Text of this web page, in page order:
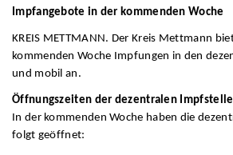
Impfangebote in der kommenden Woche
KREIS METTMANN. Der Kreis Mettmann
kommenden Woche Impfungen in den
und mobil an.
Öffnungszeiten der dezentralen
In der kommenden Woche haben die
folgt geöffnet: